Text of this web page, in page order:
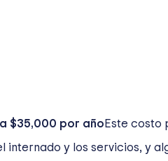
$35,000 por año Este costo
y los servicios, y